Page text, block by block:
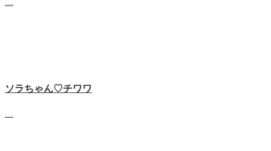
ソラちゃん♡‬チワワ